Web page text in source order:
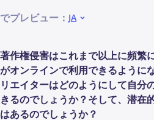
でプレビュー： JA
著作権侵害はこれまで以上に頻繁
がオンラインで利用できるように
リエイターはどのようにして自分
きるのでしょうか？そして、潜在
はあるのでしょうか？